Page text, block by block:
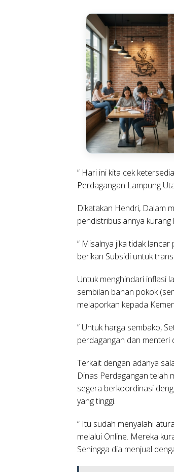
” Hari ini kita cek
Perdagangan Lampung
Dikatakan Hendri, Dalam
pendistribusiannya
” Misalnya jika tidak
berikan Subsidi untuk
Untuk menghindari inflasi
sembilan bahan pokok
melaporkan kepada
” Untuk harga sembako,
perdagangan dan menteri
Terkait dengan adanya
Dinas Perdagangan telah
segera berkoordinasi
yang tinggi.
” Itu sudah menyalahi
melalui Online. Mereka
Sehingga dia menjual